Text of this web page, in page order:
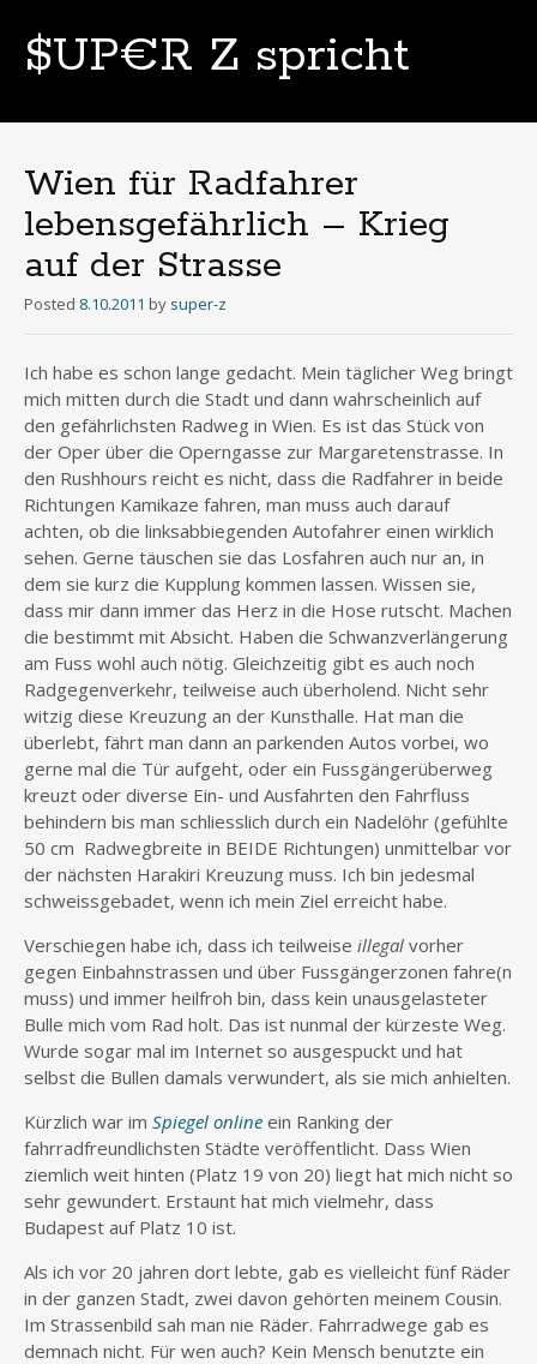
$UP€R Z spricht
Wien für Radfahrer
lebensgefährlich – Krieg
auf der Strasse
Posted 8.10.2011 by super-z
Ich habe es schon lange gedacht. Mein täglicher Weg bringt
mich mitten durch die Stadt und dann wahrscheinlich auf
den gefährlichsten Radweg in Wien. Es ist das Stück von
der Oper über die Operngasse zur Margaretenstrasse. In
den Rushhours reicht es nicht, dass die Radfahrer in beide
Richtungen Kamikaze fahren, man muss auch darauf
achten, ob die linksabbiegenden Autofahrer einen wirklich
sehen. Gerne täuschen sie das Losfahren auch nur an, in
dem sie kurz die Kupplung kommen lassen. Wissen sie,
dass mir dann immer das Herz in die Hose rutscht. Machen
die bestimmt mit Absicht. Haben die Schwanzverlängerung
am Fuss wohl auch nötig. Gleichzeitig gibt es auch noch
Radgegenverkehr, teilweise auch überholend. Nicht sehr
witzig diese Kreuzung an der Kunsthalle. Hat man die
überlebt, fährt man dann an parkenden Autos vorbei, wo
gerne mal die Tür aufgeht, oder ein Fussgängerüberweg
kreuzt oder diverse Ein- und Ausfahrten den Fahrfluss
behindern bis man schliesslich durch ein Nadelöhr (gefühlte
50 cm Radwegbreite in BEIDE Richtungen) unmittelbar vor
der nächsten Harakiri Kreuzung muss. Ich bin jedesmal
schweissgebadet, wenn ich mein Ziel erreicht habe.
Verschiegen habe ich, dass ich teilweise illegal vorher
gegen Einbahnstrassen und über Fussgängerzonen fahre(n
muss) und immer heilfroh bin, dass kein unausgelasteter
Bulle mich vom Rad holt. Das ist nunmal der kürzeste Weg.
Wurde sogar mal im Internet so ausgespuckt und hat
selbst die Bullen damals verwundert, als sie mich anhielten.
Kürzlich war im Spiegel online ein Ranking der
fahrradfreundlichsten Städte veröffentlicht. Dass Wien
ziemlich weit hinten (Platz 19 von 20) liegt hat mich nicht so
sehr gewundert. Erstaunt hat mich vielmehr, dass
Budapest auf Platz 10 ist.
Als ich vor 20 jahren dort lebte, gab es vielleicht fünf Räder
in der ganzen Stadt, zwei davon gehörten meinem Cousin.
Im Strassenbild sah man nie Räder. Fahrradwege gab es
demnach nicht. Für wen auch? Kein Mensch benutzte ein